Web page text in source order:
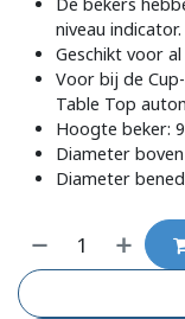
De bekers
niveau indicator.
Geschikt voor
Voor bij de
Table Top
Hoogte beker:
Diameter
Diameter